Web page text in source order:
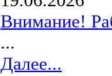
Внимание!
...
Далее...